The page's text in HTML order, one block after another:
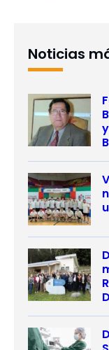
Noticias